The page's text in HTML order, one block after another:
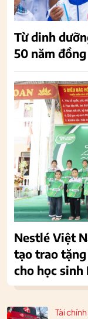
Tài chính
Từ dinh
50 năm
Nestlé Việt
tạo trao
cho học sinh